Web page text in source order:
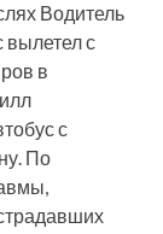
Водитель
вылетел с
в
с
По